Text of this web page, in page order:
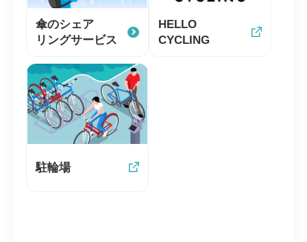
傘のシェア
リングサービス
HELLO
CYCLING
駐輪場